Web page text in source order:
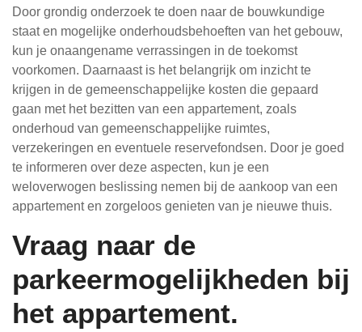
Door grondig onderzoek te doen naar de bouwkundige
staat en mogelijke onderhoudsbehoeften van het gebouw,
kun je onaangename verrassingen in de toekomst
voorkomen. Daarnaast is het belangrijk om inzicht te
krijgen in de gemeenschappelijke kosten die gepaard
gaan met het bezitten van een appartement, zoals
onderhoud van gemeenschappelijke ruimtes,
verzekeringen en eventuele reservefondsen. Door je goed
te informeren over deze aspecten, kun je een
weloverwogen beslissing nemen bij de aankoop van een
appartement en zorgeloos genieten van je nieuwe thuis.
Vraag naar de
parkeermogelijkheden bij
het appartement.